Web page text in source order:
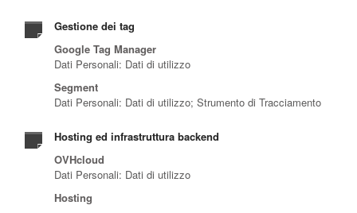
Gestione dei tag
Google Tag Manager
Dati Personali: Dati di utilizzo
Segment
Dati Personali: Dati di utilizzo; Strumento di Tracciamento
Hosting ed infrastruttura backend
OVHcloud
Dati Personali: Dati di utilizzo
Hosting